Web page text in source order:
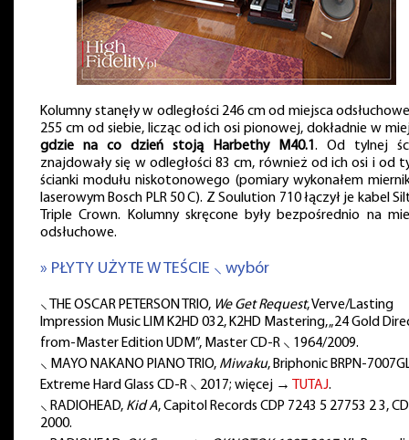
Kolumny stanęły w odległości 246 cm od miejsca
255 cm od siebie, licząc od ich osi pionowej, dokładnie w
gdzie na co dzień stoją Harbethy M40.1. Od tylnej
znajdowały się w odległości 83 cm, również od ich osi i od
ścianki modułu niskotonowego (pomiary wykonałem
laserowym Bosch PLR 50 C). Z Soulution 710 łączył je kabel
Triple Crown. Kolumny skręcone były bezpośrednio na
odsłuchowe.
» PŁYTY UŻYTE W TEŚCIE ⸜ wybór
⸜ THE OSCAR PETERSON TRIO, We Get Request, Verve/Lasting
Impression Music LIM K2HD 032, K2HD Mastering, „24 Gold
from-Master Edition UDM”, Master CD-R ⸜ 1964/2009.
⸜ MAYO NAKANO PIANO TRIO, Miwaku, Briphonic BRPN-
Extreme Hard Glass CD-R ⸜ 2017; więcej →
TUTAJ.
⸜ RADIOHEAD, Kid A, Capitol Records CDP 7243 5 27753 2 3,
2000.